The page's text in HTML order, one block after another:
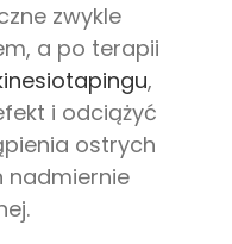
zwykle
a po terapii
,
i odciążyć
ostrych
nadmiernie